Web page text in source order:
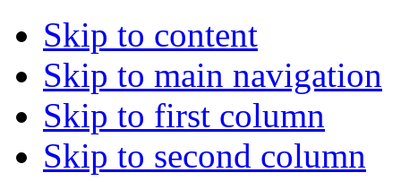
Skip to content
Skip to main navigation
Skip to first column
Skip to second column